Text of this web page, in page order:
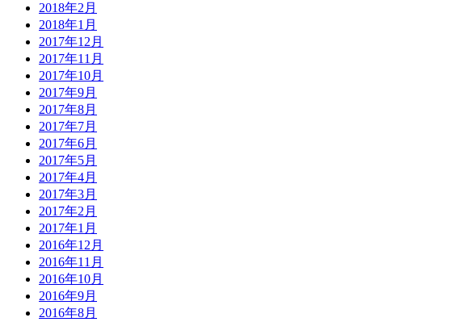
2018年2月
2018年1月
2017年12月
2017年11月
2017年10月
2017年9月
2017年8月
2017年7月
2017年6月
2017年5月
2017年4月
2017年3月
2017年2月
2017年1月
2016年12月
2016年11月
2016年10月
2016年9月
2016年8月